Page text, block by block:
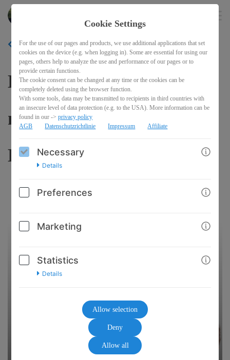
BACK
Excel Lifehacks: Arbeiten
mit Listen in Microsoft
Excel
Cookie Settings
For the use of our pages and products, we use additional applications that set
cookies on the device (e.g. when logging in). Some are essential for using our
pages, others help to analyze the use and performance of our pages or to
provide certain functions.
The cookie consent can be changed at any time or the cookies can be
completely deleted using the browser function.
With some tools, data may be transmitted to recipients in third countries with
an insecure level of data protection (e.g. to the USA). More information can be
found in our ->privacy policy
AGB
Datenschutzrichtlinie Impressum Affiliate
Necessary
Details
Preferences
Marketing
Statistics
Details
Allow selection
Deny
Allow all